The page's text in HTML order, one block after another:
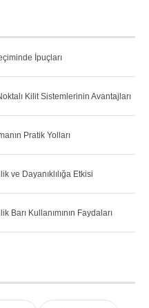
İpuçları
Kilit Sistemlerinin Avantajları
Pratik Yolları
ve Dayanıklılığa Etkisi
Barı Kullanımının Faydaları